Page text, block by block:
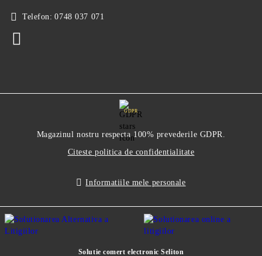
Telefon: 0748 037 071
GDPR
Magazinul nostru respecta 100% prevederile GDPR.
Citeste politica de confidentialitate
Informatiile mele personale
Solutie comert electronic Seliton